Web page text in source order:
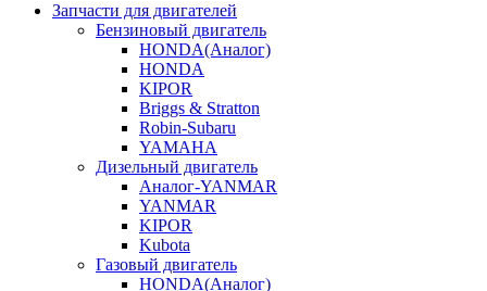
Запчасти для двигателей
Бензиновый двигатель
HONDA(Aналог)
HONDA
KIPOR
Briggs & Stratton
Robin-Subaru
YAMAHA
Дизельный двигатель
Аналог-YANMAR
YANMAR
KIPOR
Kubota
Газовый двигатель
HONDA(Aналог)